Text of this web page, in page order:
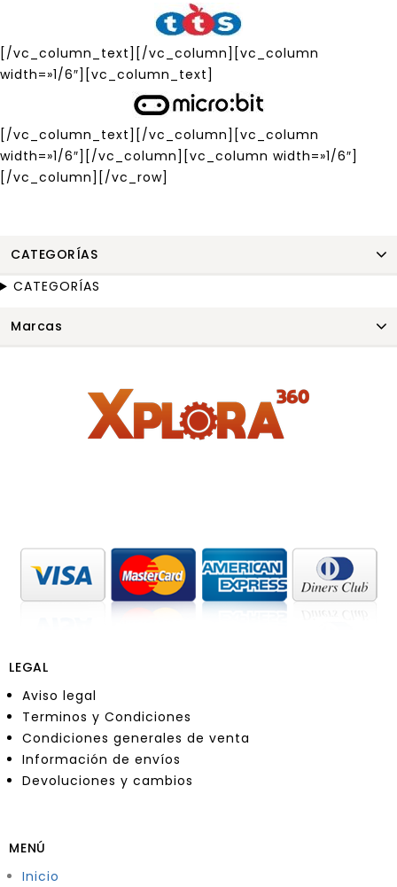
[/vc_column_text][/vc_column][vc_column
width=»1/6″][vc_column_text]
[/vc_column_text][/vc_column][vc_column
width=»1/6″][/vc_column][vc_column width=»1/6″]
[/vc_column][/vc_row]
CATEGORÍAS
CATEGORÍAS
Marcas
LEGAL
Aviso legal
Terminos y Condiciones
Condiciones generales de venta
Información de envíos
Devoluciones y cambios
MENÚ
Inicio